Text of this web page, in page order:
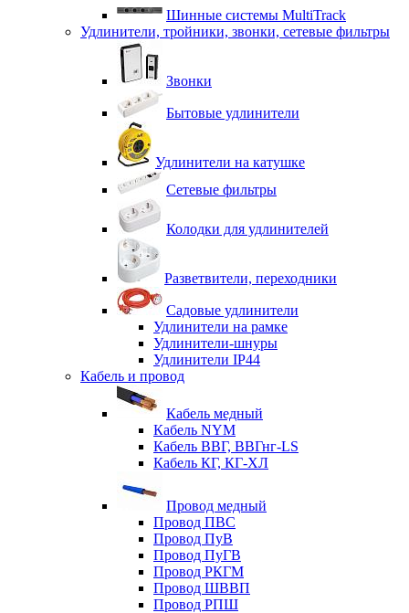
Шинные системы MultiTrack
Удлинители, тройники, звонки, сетевые фильтры
Звонки
Бытовые удлинители
Удлинители на катушке
Сетевые фильтры
Колодки для удлинителей
Разветвители, переходники
Садовые удлинители
Удлинители на рамке
Удлинители-шнуры
Удлинители IP44
Кабель и провод
Кабель медный
Кабель NYM
Кабель ВВГ, ВВГнг-LS
Кабель КГ, КГ-ХЛ
Провод медный
Провод ПВС
Провод ПуВ
Провод ПуГВ
Провод РКГМ
Провод ШВВП
Провод РПШ